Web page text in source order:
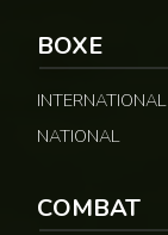
BOXE
INTERNATIONAL
NATIONAL
COMBAT